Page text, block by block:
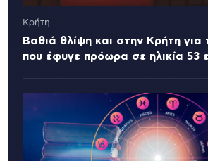
Κρήτη
Βαθιά θλίψη και στην Κρήτη για
που έφυγε πρόωρα σε ηλικία 53